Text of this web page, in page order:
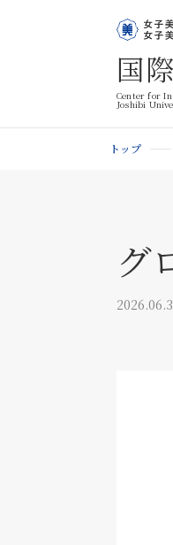
国
Center for
Joshibi
トップ
グ